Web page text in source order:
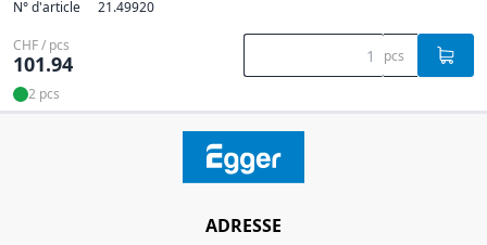
N° d'article 21.49920
CHF / pcs
101.94 pcs
2 pcs
ADRESSE